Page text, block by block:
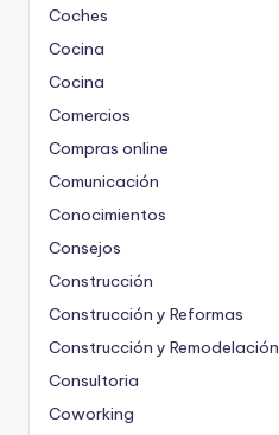
Coches
Cocina
Cocina
Comercios
Compras online
Comunicación
Conocimientos
Consejos
Construcción
Construcción y Reformas
Construcción y Remodelación
Consultoria
Coworking